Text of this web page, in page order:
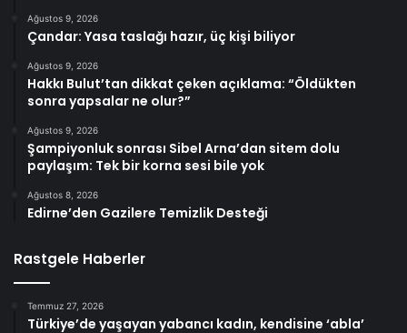
Ağustos 9, 2026
Çandar: Yasa taslağı hazır, üç kişi biliyor
Ağustos 9, 2026
Hakkı Bulut’tan dikkat çeken açıklama: “Öldükten
sonra yapsalar ne olur?”
Ağustos 9, 2026
Şampiyonluk sonrası Sibel Arna’dan sitem dolu
paylaşım: Tek bir korna sesi bile yok
Ağustos 8, 2026
Edirne’den Gazilere Temizlik Desteği
Rastgele Haberler
Temmuz 27, 2026
Türkiye’de yaşayan yabancı kadın, kendisine ‘abla’